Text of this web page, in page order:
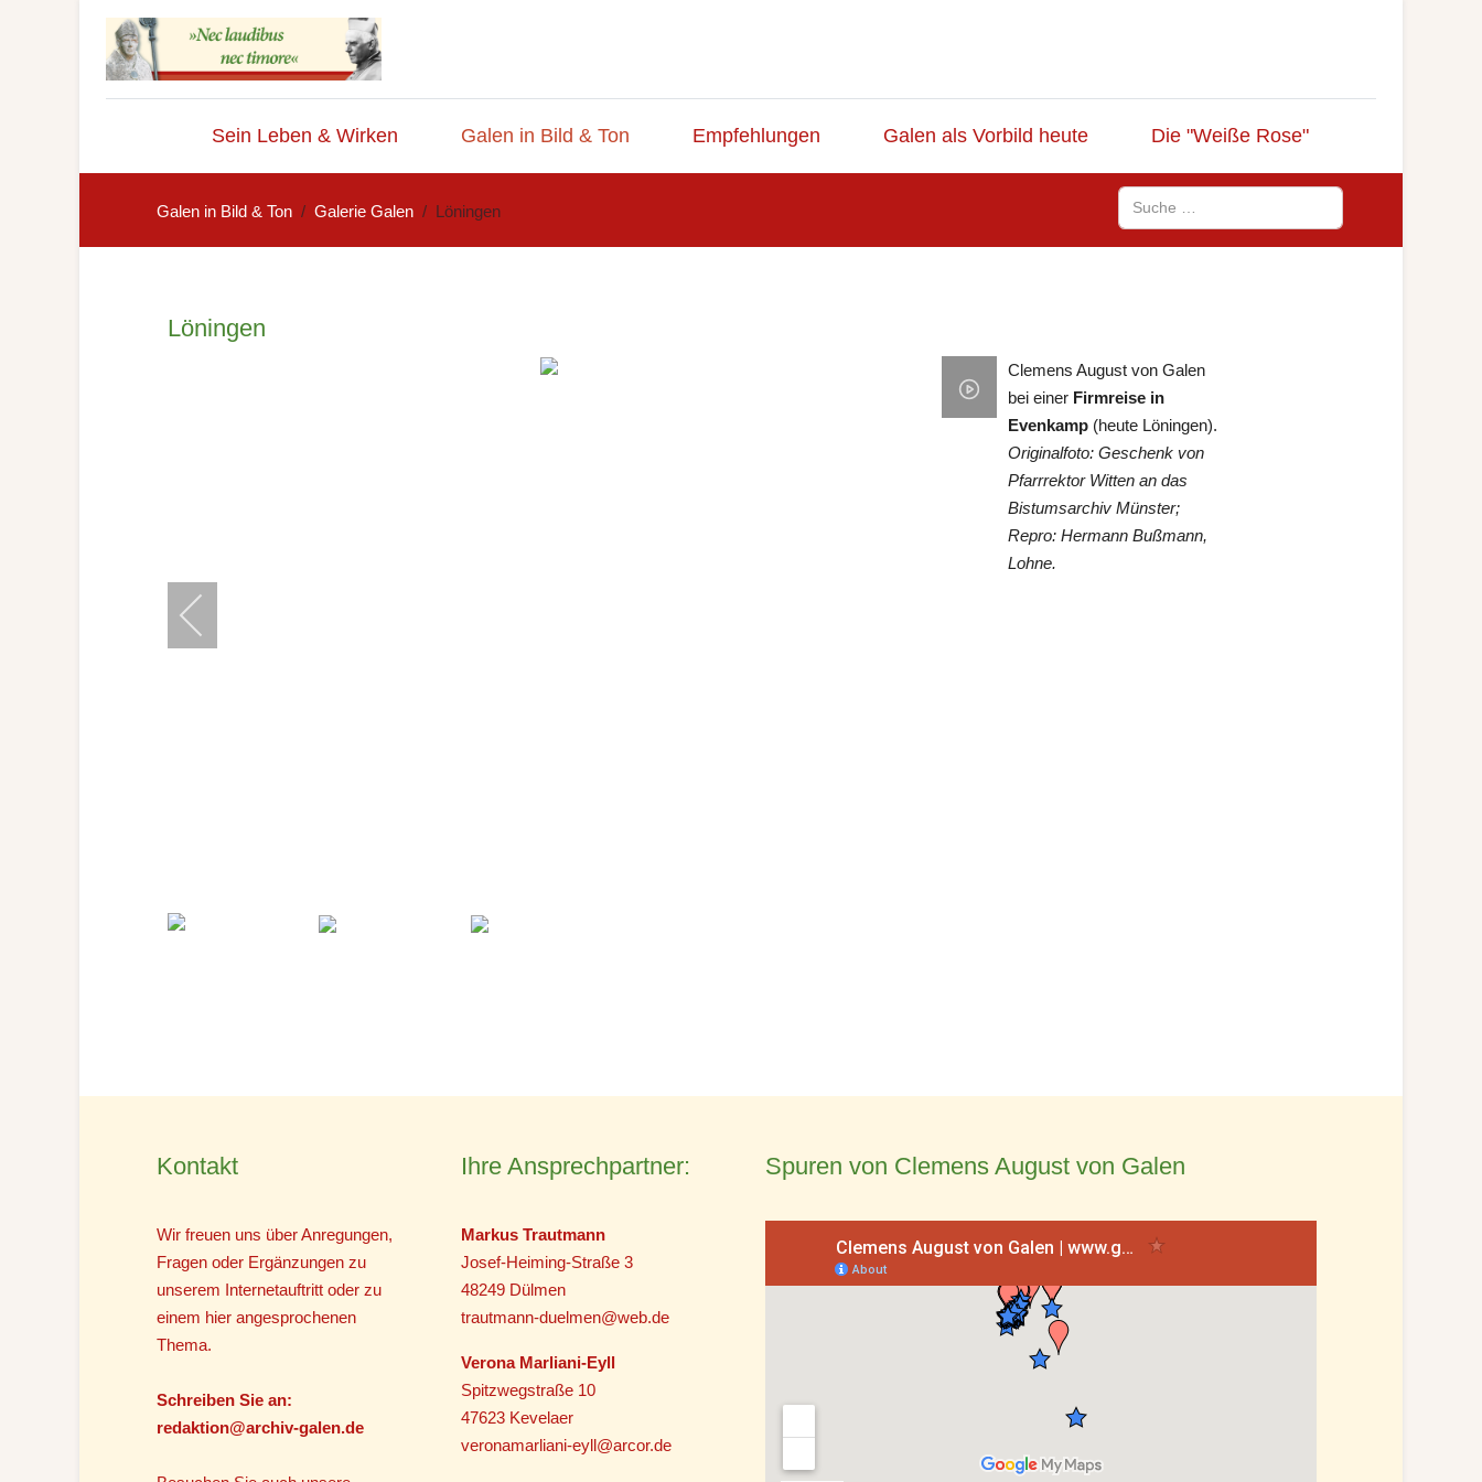
Sein Leben & Wirken Galen in Bild & Ton Empfehlungen Galen als Vorbild heute Die "Weiße Rose"
Galen in Bild & Ton Galerie Galen Löningen
Suchen
Löningen
Clemens August von Galen
bei einer Firmreise in
Evenkamp(heute Löningen).
Originalfoto: Geschenk von
Pfarrrektor Witten an das
Bistumsarchiv Münster;
Repro: Hermann Bußmann,
Lohne.
Kontakt
Wir freuen uns über Anregungen,
Fragen oder Ergänzungen zu
unserem Internetauftritt oder zu
einem hier angesprochenen
Thema.
Schreiben Sie an:
redaktion@archiv-galen.de
Ihre Ansprechpartner:
Markus Trautmann
Josef-Heiming-Straße 3
48249 Dülmen
trautmann-duelmen@web.de
Verona Marliani-Eyll
Spitzwegstraße 10
47623 Kevelaer
veronamarliani-eyll@arcor.de
Spuren von Clemens August von Galen